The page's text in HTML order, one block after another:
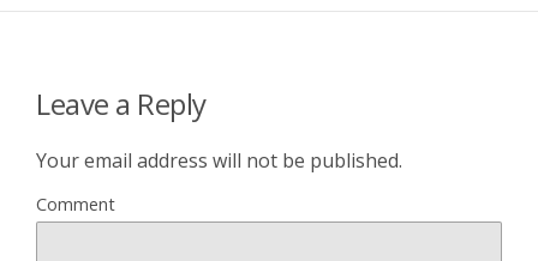
Leave a Reply
Your email address will not be published.
Comment